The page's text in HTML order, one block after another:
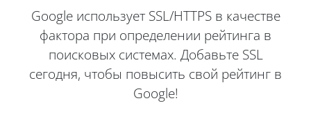
Google использует SSL/HTTPS в качестве
фактора при определении рейтинга в
поисковых системах. Добавьте SSL
сегодня, чтобы повысить свой рейтинг в
Google!